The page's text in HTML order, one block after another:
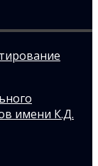
имени К.Д.